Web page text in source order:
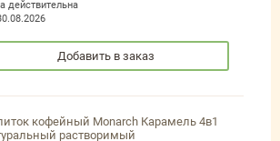
действительна
Добавить в заказ
кофейный Monarch Карамель 4в1
растворимый